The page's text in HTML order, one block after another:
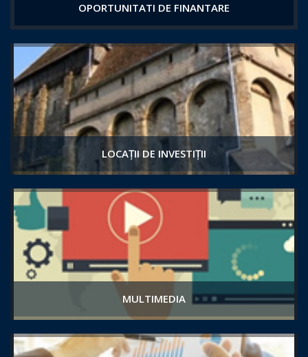
OPORTUNITATI DE FINANTARE
LOCAȚII DE INVESTIȚII
MULTIMEDIA